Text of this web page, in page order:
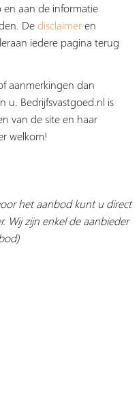
en aan de informatie
Dedisclaimeren
iedere pagina terug
aanmerkingen dan
u. Bedrijfsvastgoed.nl is
van de site en haar
welkom!
het aanbod kunt u direct
Wij zijn enkel de aanbieder